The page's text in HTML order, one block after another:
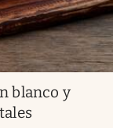
blanco y